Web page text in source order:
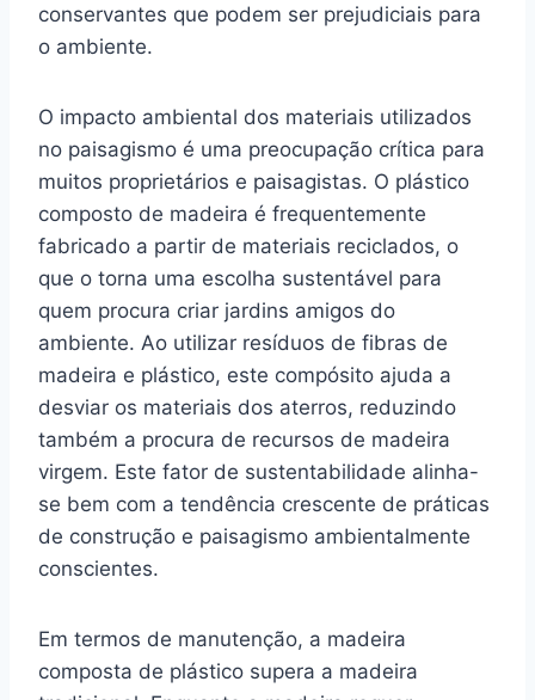
conservantes que podem ser prejudiciais para
o ambiente.
O impacto ambiental dos materiais utilizados
no paisagismo é uma preocupação crítica para
muitos proprietários e paisagistas. O plástico
composto de madeira é frequentemente
fabricado a partir de materiais reciclados, o
que o torna uma escolha sustentável para
quem procura criar jardins amigos do
ambiente. Ao utilizar resíduos de fibras de
madeira e plástico, este compósito ajuda a
desviar os materiais dos aterros, reduzindo
também a procura de recursos de madeira
virgem. Este fator de sustentabilidade alinha-
se bem com a tendência crescente de práticas
de construção e paisagismo ambientalmente
conscientes.
Em termos de manutenção, a madeira
composta de plástico supera a madeira